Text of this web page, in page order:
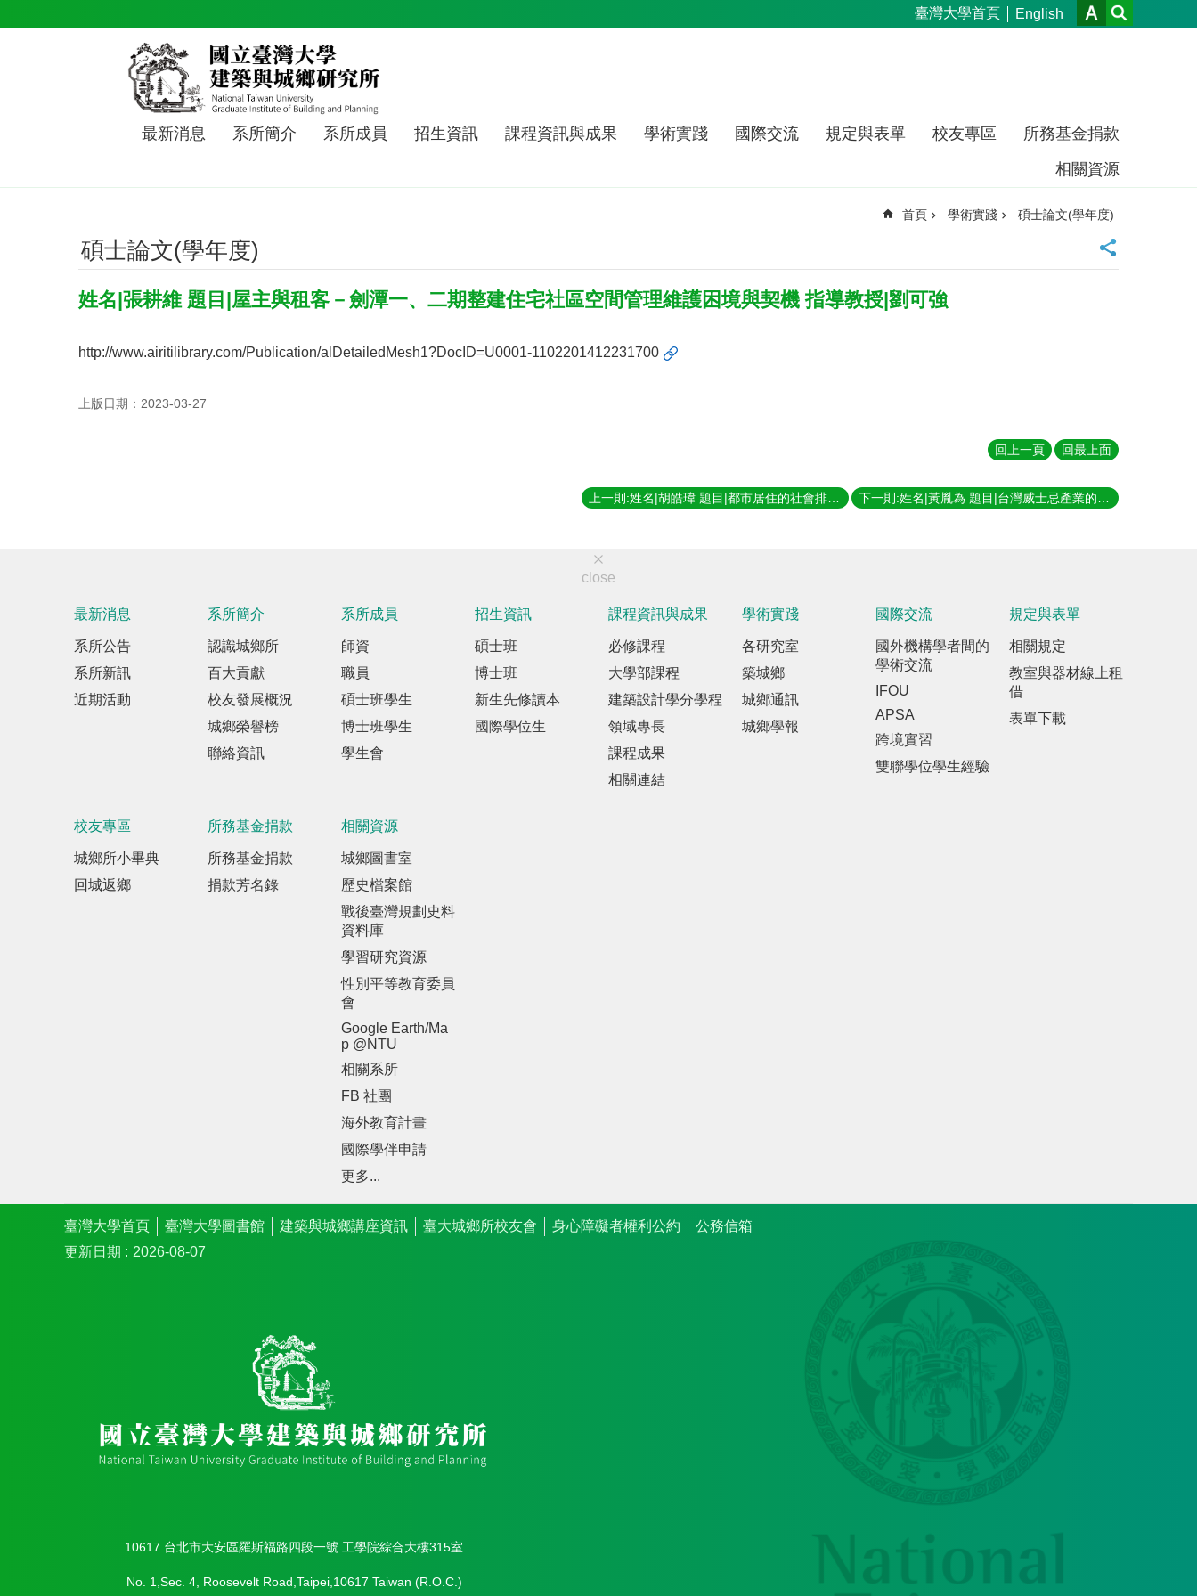
臺灣大學首頁 English
最新消息 系所簡介 系所成員 招生資訊 課程資訊與成果 學術實踐 國際交流 規定與表單 校友專區
所務基金捐款
相關資源
首頁 學術實踐 碩士論文(學年度)
碩士論文(學年度)
姓名|張耕維 題目|屋主與租客－劍潭一、二期整建住宅社區空間管理維護困境與契機 指導教授|劉可強
http://www.airitilibrary.com/Publication/alDetailedMesh1?DocID=U0001-1102201412231700
上版日期：2023-03-27
回上一頁 回最上面
close
最新消息
系所公告
系所新訊
近期活動
系所簡介
認識城鄉所
百大貢獻
校友發展概況
城鄉榮譽榜
聯絡資訊
系所成員
師資
職員
碩士班學生
博士班學生
學生會
招生資訊
碩士班
博士班
新生先修讀本
國際學位生
課程資訊與成果
必修課程
大學部課程
建築設計學分學程
領域專長
課程成果
相關連結
學術實踐
各研究室
築城鄉
城鄉通訊
城鄉學報
國際交流
國外機構學者間的
學術交流
IFOU
APSA
跨境實習
雙聯學位學生經驗
規定與表單
相關規定
教室與器材線上租
借
表單下載
校友專區
城鄉所小畢典
回城返鄉
所務基金捐款
所務基金捐款
捐款芳名錄
相關資源
城鄉圖書室
歷史檔案館
戰後臺灣規劃史料
資料庫
學習研究資源
性別平等教育委員
會
Google Earth/Ma
p @NTU
相關系所
FB 社團
海外教育計畫
國際學伴申請
更多...
臺灣大學首頁 臺灣大學圖書館 建築與城鄉講座資訊 臺大城鄉所校友會 身心障礙者權利公約
公務信箱
更新日期
2026-08-07
10617 台北市大安區羅斯福路四段一號 工學院綜合大樓315室
No. 1,Sec. 4, Roosevelt Road,Taipei,10617 Taiwan (R.O.C.)